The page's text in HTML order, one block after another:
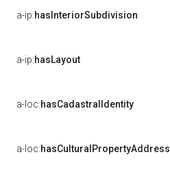
a-ip:hasInteriorSubdivision
a-ip:hasLayout
a-loc:hasCadastralIdentity
a-loc:hasCulturalPropertyAddress